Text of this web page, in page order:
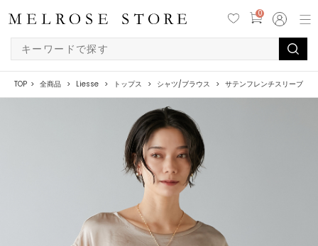
0
TOP 全商品 Liesse トップス シャツ/ブラウス サテンフレンチスリーブブ